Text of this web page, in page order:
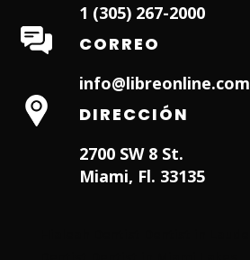
1 (305) 267-2000
CORREO
info@libreonline.com
DIRECCIÓN
2700 SW 8 St.
Miami, Fl. 33135